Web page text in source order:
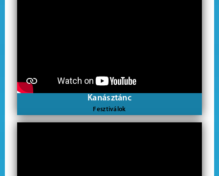
Kanásztánc
Fesztiválok